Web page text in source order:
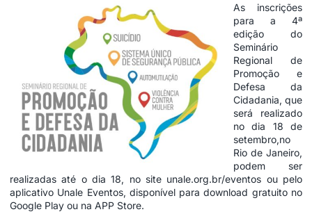
As inscrições
para a 4ª
edição do
Seminário
Regional de
Promoção e
Defesa da
Cidadania, que
será realizado
no dia 18 de
setembro,no
Rio de Janeiro,
podem ser
realizadas até o dia 18, no site unale.org.br/eventos ou pelo
aplicativo Unale Eventos, disponível para download gratuito no
Google Play ou na APP Store.